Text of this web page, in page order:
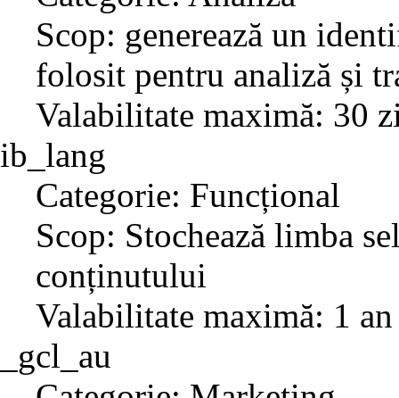
Scop: generează un
folosit pentru analiză și
Valabilitate maximă: 30
ib_lang
Categorie: Funcțional
Scop: Stochează limba
conținutului
Valabilitate maximă: 1 an
_gcl_au